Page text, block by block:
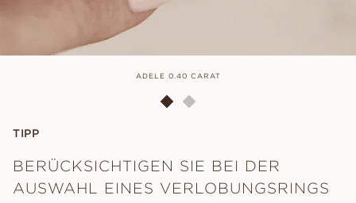
ADELE 0.40 CARAT
TIPP
BERÜCKSICHTIGEN SIE BEI DER
AUSWAHL EINES VERLOBUNGSRINGS